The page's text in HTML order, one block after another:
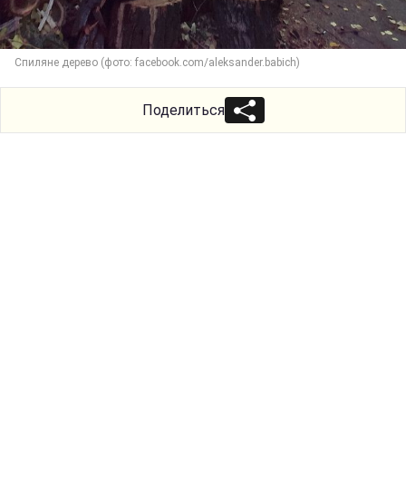
Спиляне дерево (фото: facebook.com/aleksander.babich)
Поделиться